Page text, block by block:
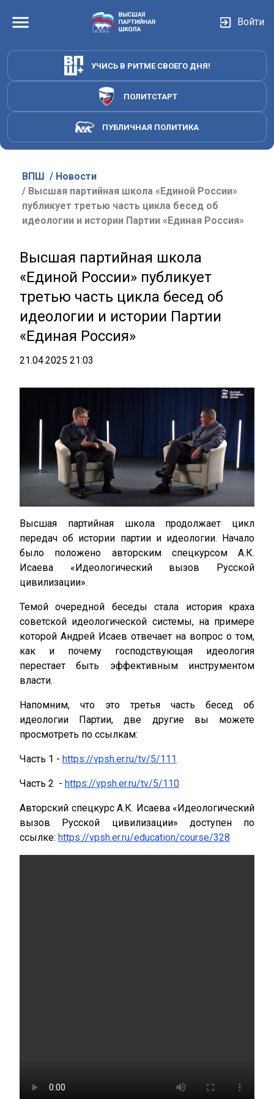
Войти
УЧИСЬ В РИТМЕ СВОЕГО ДНЯ!
ПОЛИТСТАРТ
ПУБЛИЧНАЯ ПОЛИТИКА
ВПШ / Новости
/ Высшая партийная школа «Единой России»
публикует третью часть цикла бесед об
идеологии и истории Партии «Единая Россия»
Высшая партийная школа
«Единой России» публикует
третью часть цикла бесед об
идеологии и истории Партии
«Единая Россия»
21.04.2025 21:03
Высшая партийная школа продолжает цикл
передач об истории партии и идеологии. Начало
было положено авторским спецкурсом А.К.
Исаева «Идеологический вызов Русской
цивилизации».
Темой очередной беседы стала история краха
советской идеологической системы, на примере
которой Андрей Исаев отвечает на вопрос о том,
как и почему господствующая идеология
перестает быть эффективным инструментом
власти.
Напомним, что это третья часть бесед об
идеологии Партии, две другие вы можете
просмотреть по ссылкам:
Часть 1 - https://vpsh.er.ru/tv/5/111
Часть 2 - https://vpsh.er.ru/tv/5/110
Авторский спецкурс А.К. Исаева «Идеологический
вызов Русской цивилизации» доступен по
ссылке: https://vpsh.er.ru/education/course/328